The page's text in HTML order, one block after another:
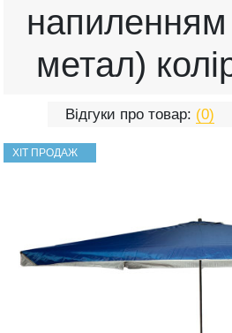
метал)
Відгуки про товар: (0)
ХІТ ПРОДАЖ